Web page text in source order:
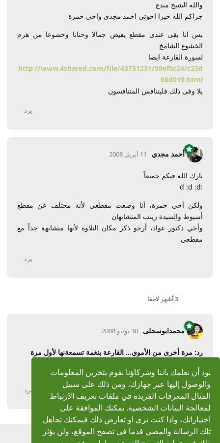
نود أن نعلمك باننا وشركاؤنا نقوم بتخزين المعلومات
والوصول إليها عبر جهازك، ومن ذلك على سبيل
المثال المعرفات الفريدة في ملفات تعريف الارتباط
لمعالجة البيانات الشخصية. يمكنك الموافقة على
اختياراتك، واذا كنت تري او تعارض ذلك فيمكنك تجاهل
تلك الرسالة والمضي قدما فى تصفح الموقع، ولن يؤثر
والله الشيخ مبدع
جزاكم الله خيرا اخوتى احمد مجدى واخى حمزة
بس انا بقى عندى مقطع يفيض جمالا وحنانا وخشوعا من هرم
الخشوع الشامخ
لسورة القارعة ايضا
http://www.4shared.com/file/43731231/59ef0c24/c23d
98d019.html
يلا وفى ذلك فليتنافس المتنافسون
يرد
أحمد مجدي 11 أبريل 2008
بارك الله فيكم جميعاً
:d :d :d
ولكن أخي حمزة، أنا وضعت مقطعي لأنه مختلف عن مقطع
أسيوط والسيدة زينب المتشابهان
وأخي دكنور عواد، أرجو ذكر مكان التلاوة لأنها متشابهة جداً مع
مقطعي
يرد
3 أشهر لاحقا
محمدابوسحلى 30 يونيو 2008
رد: مرة أخرى من الأموي... القارعة بنغمة تسمعةنها لأول مرة
كم انا سعيد بهذا التنافس لانه حول ايات كتاب الله
يرد